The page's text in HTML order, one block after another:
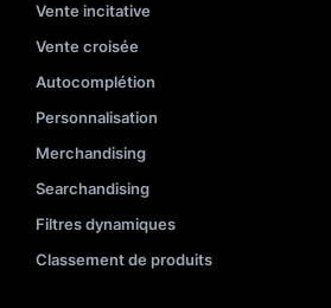
Vente incitative
Vente croisée
Autocomplétion
Personnalisation
Merchandising
Searchandising
Filtres dynamiques
Classement de produits